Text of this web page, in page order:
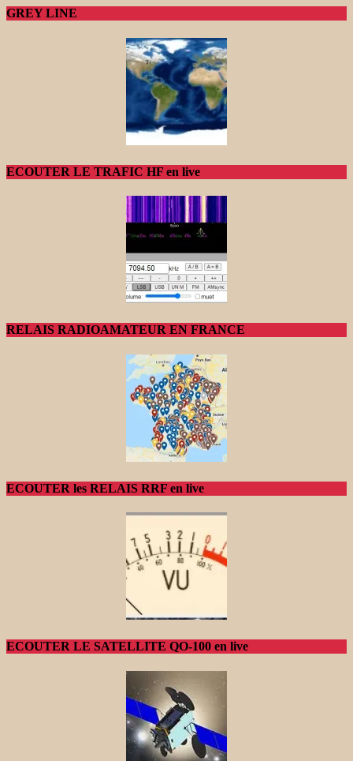
GREY LINE
ECOUTER LE TRAFIC HF en live
RELAIS RADIOAMATEUR EN FRANCE
ECOUTER les RELAIS RRF en live
ECOUTER LE SATELLITE QO-100 en live